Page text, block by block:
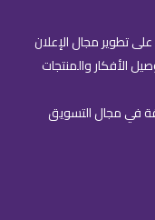
تطوير مجال الإعلان
الأفكار والمنتجات
من خبرات سابقة في مجال التسويق